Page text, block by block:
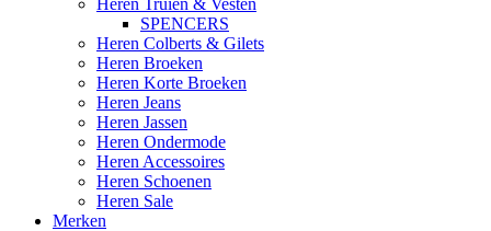
Heren Truien & Vesten
SPENCERS
Heren Colberts & Gilets
Heren Broeken
Heren Korte Broeken
Heren Jeans
Heren Jassen
Heren Ondermode
Heren Accessoires
Heren Schoenen
Heren Sale
Merken